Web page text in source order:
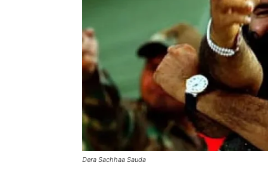
Dera Sachhaa Sauda